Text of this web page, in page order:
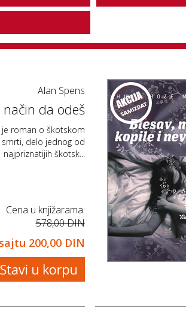
Alan Spens
da odeš
je roman o škotskom
delo jednog od
najpriznatijih škotsk...
Cena u knjižarama:
578,00 DIN
200,00 DIN